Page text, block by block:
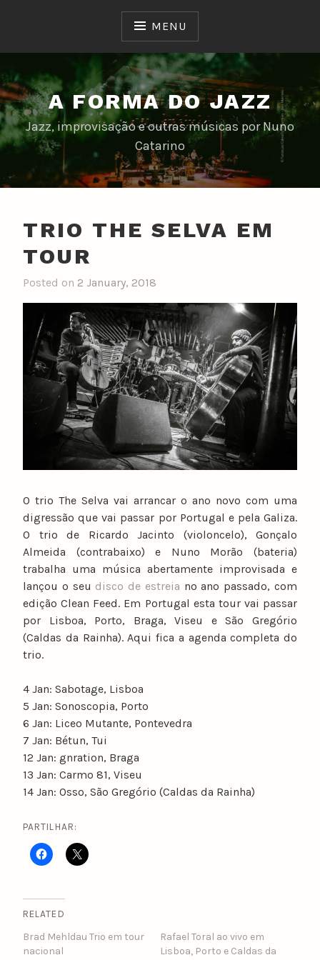
MENU
A FORMA DO JAZZ
Jazz, improvisação e outras músicas por Nuno
Catarino
TRIO THE SELVA EM
TOUR
Posted on 2 January, 2018
y
n
u
n
o
c
a
t
a
r
i
o
O trio The Selva vai arrancar o ano novo com uma
digressão que vai passar por Portugal e pela Galiza.​
O trio de Ricardo Jacinto (violoncelo), Gonçalo
Almeida (contrabaixo) e Nuno Morão (bateria)
trabalha uma música abertamente improvisada e
lançou o seu disco de estreia no ano passado, com
edição Clean Feed. Em Portugal esta tour vai passar
por Lisboa, Porto, Braga, Viseu e São Gregório
(Caldas da Rainha). Aqui fica a agenda completa do
trio.
4 Jan: Sabotage, Lisboa
5 Jan: Sonoscopia, Porto
6 Jan: Liceo Mutante, Pontevedra
7 Jan: Bétun, Tui
12 Jan: gnration, Braga
13 Jan: Carmo 81, Viseu
14 Jan: Osso, São Gregório (Caldas da Rainha)
PARTILHAR:
RELATED
Brad Mehldau Trio em tour
nacional
Rafael Toral ao vivo em
Lisboa, Porto e Caldas da